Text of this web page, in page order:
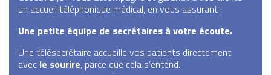
un accueil téléphonique médical, en vous assurant :
Une petite équipe de secrétaires à votre écoute.
Une télésecrétaire accueille vos patients directement
avec le sourire, parce que cela s’entend.